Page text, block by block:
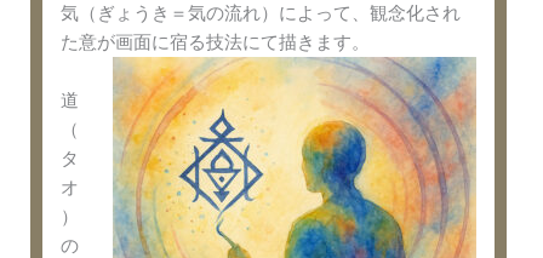
気（ぎょうき＝気の流れ）によって、観念化され
た意が画面に宿る技法にて描きます。
道
（
タ
オ
）
の